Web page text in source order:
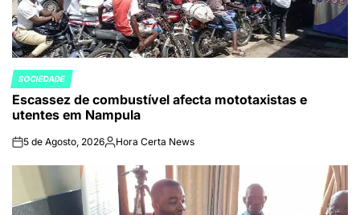
POSTED
IN
SOCIEDADE
Escassez de combustível afecta mototaxistas e
utentes em Nampula
on5 de Agosto, 2026Publicado
Hora Certa News